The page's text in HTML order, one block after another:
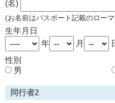
(名)
(お名前はパスポート記載のロー
生年月日
年
月
性別
男
同行者2